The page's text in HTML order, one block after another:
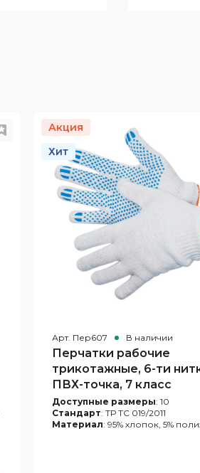
Акция
Хит
Арт. Пер607 В наличии
Перчатки рабочие
трикотажные, 6-ти
ПВХ-точка, 7 класс
Доступные размеры: 10
Стандарт: ТР ТС 019/2011
Материал: 95% хлопок, 5%